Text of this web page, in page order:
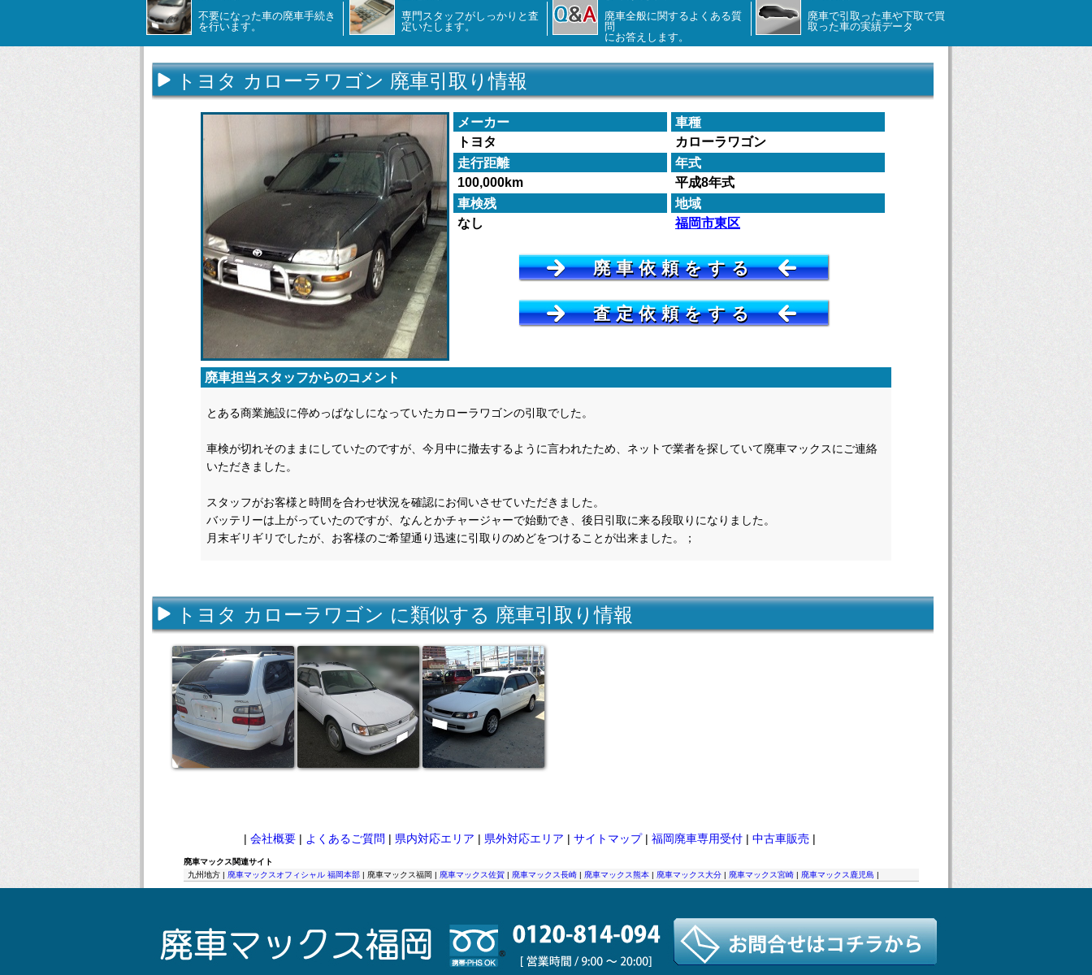
不要になった車の廃車手続き
を行います。
専門スタッフがしっかりと査
定いたします。
廃車全般に関するよくある質
問
にお答えします。
廃車で引取った車や下取で買
取った車の実績データ
トヨタ カローラワゴン 廃車引取り情報
メーカー
車種
トヨタ
カローラワゴン
走行距離
年式
100,000km
平成8年式
車検残
地域
なし
福岡市東区
廃車担当スタッフからのコメント
とある商業施設に停めっぱなしになっていたカローラワゴンの引取でした。
車検が切れそのままにしていたのですが、今月中に撤去するように言われたため、ネットで業者を探していて廃車マックスにご連絡
いただきました。
スタッフがお客様と時間を合わせ状況を確認にお伺いさせていただきました。
バッテリーは上がっていたのですが、なんとかチャージャーで始動でき、後日引取に来る段取りになりました。
月末ギリギリでしたが、お客様のご希望通り迅速に引取りのめどをつけることが出来ました。；
廃車依頼をする
査定依頼をする
トヨタ カローラワゴン に類似する 廃車引取り情報
| 会社概要 | よくあるご質問 | 県内対応エリア | 県外対応エリア | サイトマップ| 福岡廃車専用受付 | 中古車販売 |
廃車マックス関連サイト
九州地方 | 廃車マックスオフィシャル 福岡本部 | 廃車マックス福岡 | 廃車マックス佐賀 | 廃車マックス長崎 | 廃車マックス熊本 | 廃車マックス大分 | 廃車マックス宮崎 | 廃車マックス鹿児島 |